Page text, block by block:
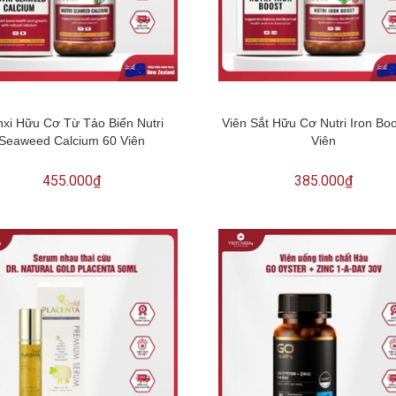
Hữu Cơ Từ Tảo Biển Nutri
Calcium 60 Viên
455.000₫
Viên Sắt Hữu Cơ Nutri Iron
Viên
385.000₫